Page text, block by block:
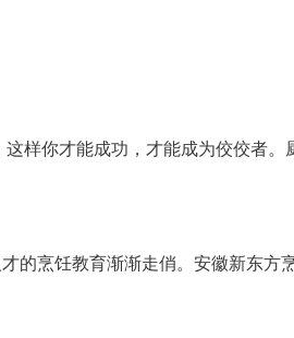
样你才能成功，才能成为佼佼者
烹饪教育渐渐走俏。安徽新东